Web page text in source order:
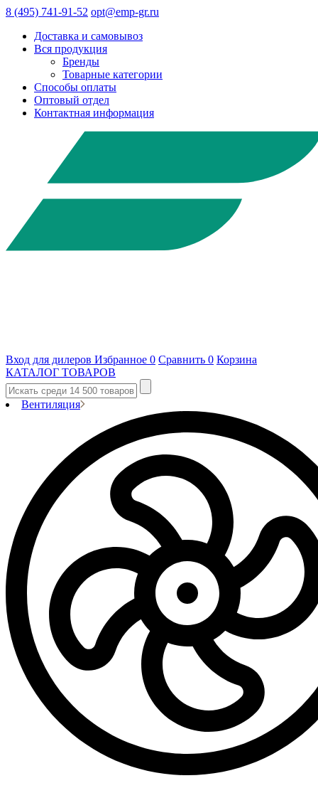
8 (495) 741-91-52 opt@emp-gr.ru
Доставка и самовывоз
Вся продукция
Бренды
Товарные категории
Способы оплаты
Оптовый отдел
Контактная информация
Вход для дилеров Избранное 0 Сравнить 0 Корзина
КАТАЛОГ ТОВАРОВ
Вентиляция